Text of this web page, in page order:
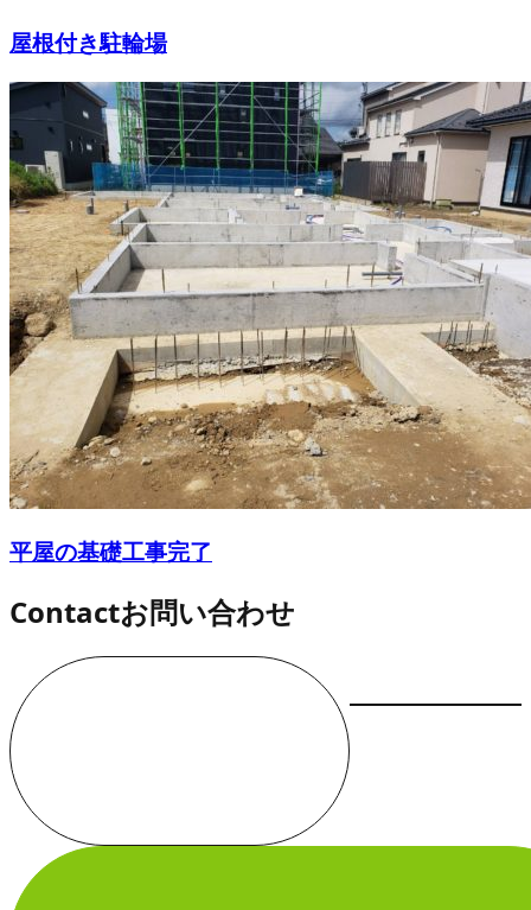
屋根付き駐輪場
平屋の基礎工事完了
Contactお問い合わせ
000-000-0000